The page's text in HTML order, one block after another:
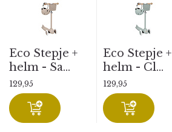
Eco Stepje +
helm - Sa...
129,95
Eco Stepje +
helm - Cl...
129,95